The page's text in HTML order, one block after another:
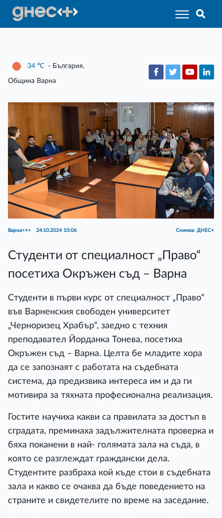
34 ℃ - България,
Община Варна
Варна<+> 24.10.2024 10:06 Снимка: ДНЕС+
Студенти от специалност „Право“
посетиха Окръжен съд – Варна
Студенти в първи курс от специалност „Право“
във Варненския свободен университет
„Черноризец Храбър“, заедно с техния
преподавател Йорданка Тонева, посетиха
Окръжен съд – Варна. Целта бе младите хора
да се запознаят с работата на съдебната
система, да предизвика интереса им и да ги
мотивира за тяхната професионална реализация.
Гостите научиха какви са правилата за достъп в
сградата, преминаха задължителната проверка и
бяха поканени в най- голямата зала на съда, в
която се разглеждат граждански дела.
Студентите разбраха кой къде стои в съдебната
зала и какво се очаква да бъде поведението на
страните и свидетелите по време на заседание.